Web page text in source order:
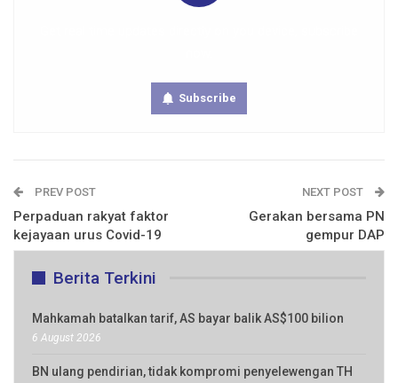
Subscribe
PREV POST
Perpaduan rakyat faktor
kejayaan urus Covid-19
NEXT POST
Gerakan bersama PN
gempur DAP
Berita Terkini
Mahkamah batalkan tarif, AS bayar balik AS$100 bilion
6 August 2026
BN ulang pendirian, tidak kompromi penyelewengan TH